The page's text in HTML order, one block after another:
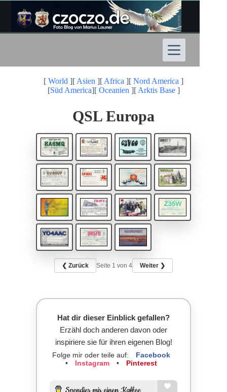
Inhalt
springen
[ World ][ Asien ][ Africa ][ Nord America ]
[Süd America][ Oceanien ][ Arktis Base]
QSL Europa
❮ Zurück Seite 1 von 4 Weiter ❯
Hat dir dieser Einblick gefallen?
Erzähl doch anderen davon oder
inspiriere sie für ihren eigenen Blog!
Folge mir oder teile auf:
Facebook
•
Instagram • Pinterest